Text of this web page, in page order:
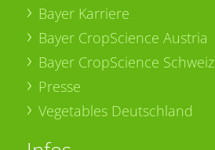
Bayer Karriere
Bayer CropScience Austria
Bayer CropScience Schweiz
Presse
Vegetables Deutschland